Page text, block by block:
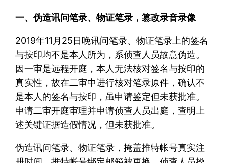
一、伪造讯问笔录、物证笔录，篡改录音录像
2019年11月25日晚讯问笔录、物证笔录上的签名
与按印均不是本人所为，系侦查人员故意伪造。
因一审是远程开庭，本人无法核对签名与按印的
真实性，故在二审中进行核对笔录原件，确认不
是本人的签名与按印，虽申请鉴定但未获批准。
申请二审开庭审理并申请侦查人员出庭，查明上
述关键证据造假情况，但未获批准。
伪造讯问笔录、物证笔录，掩盖推特帐号真实注